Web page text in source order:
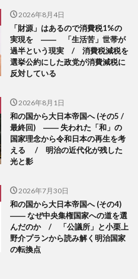
2026年8月4日
「財源」はあるので消費税1%の
実現を ―― 「生活苦」世帯が
過半という現実 / 消費税減税を
選挙公約にした政党が消費減税に
反対している
2026年8月1日
和の国から大日本帝国へ (その5 /
最終回) ―― 失われた「和」の
国家理念から令和日本の再生を考
える / 明治の近代化が残した
光と影
2026年7月30日
和の国から大日本帝国へ (その4)
―― なぜ中央集権国家への道を選
んだのか / 「公議所」と小栗上
野介プランから読み解く明治国家
の転換点